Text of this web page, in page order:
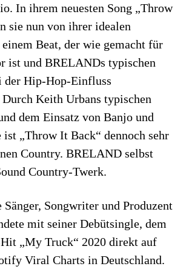
In ihrem neuesten Song „Throw
sie nun von ihrer idealen
Beat, der wie gemacht für
ist und BRELANDs typischen
der Hip-Hop-Einfluss
Keith Urbans typischen
dem Einsatz von Banjo und
„Throw It Back“ dennoch sehr
Country. BRELAND selbst
Country-Twerk.
Songwriter und Produzent
mit seiner Debütsingle, dem
„My Truck“ 2020 direkt auf
Viral Charts in Deutschland.